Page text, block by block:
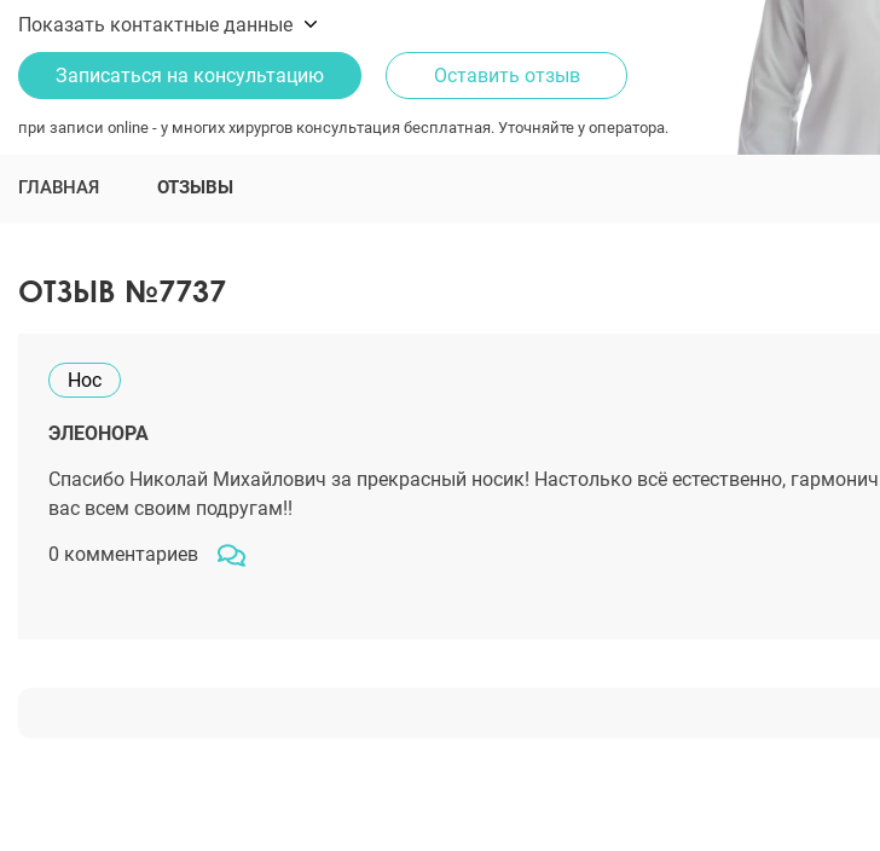
Показать контактные данные
Записаться на консультацию Оставить отзыв
при записи online - у многих хирургов консультация бесплатная. Уточняйте у оператора.
ГЛАВНАЯ ОТЗЫВЫ
ОТЗЫВ №7737
Нос
ЭЛЕОНОРА
Спасибо Николай Михайлович за прекрасный носик! Настолько всё естественно,
вас всем своим подругам!!
0 комментариев